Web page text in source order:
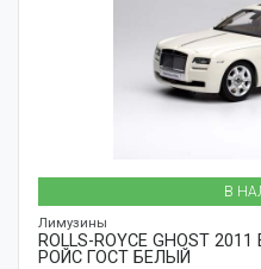
В
Лимузины
ROLLS-ROYCE GHOST
РОЙС ГОСТ БЕЛЫЙ